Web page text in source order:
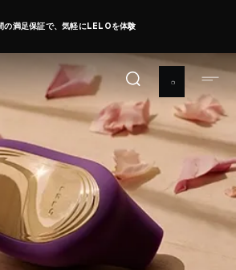
大50％オフ + グッズプレゼント